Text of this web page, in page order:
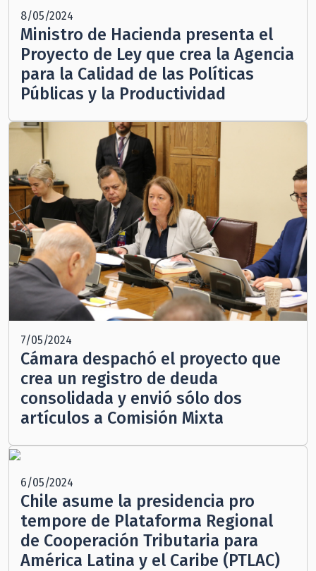
8/05/2024
Ministro de Hacienda presenta el
Proyecto de Ley que crea la Agencia
para la Calidad de las Políticas
Públicas y la Productividad
7/05/2024
Cámara despachó el proyecto que
crea un registro de deuda
consolidada y envió sólo dos
artículos a Comisión Mixta
6/05/2024
Chile asume la presidencia pro
tempore de Plataforma Regional
de Cooperación Tributaria para
América Latina y el Caribe (PTLAC)